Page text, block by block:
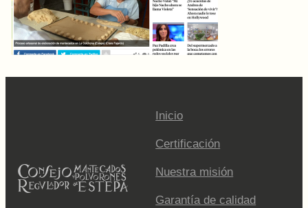
Inicio
Certificación
Nuestra misión
Garantía de calidad